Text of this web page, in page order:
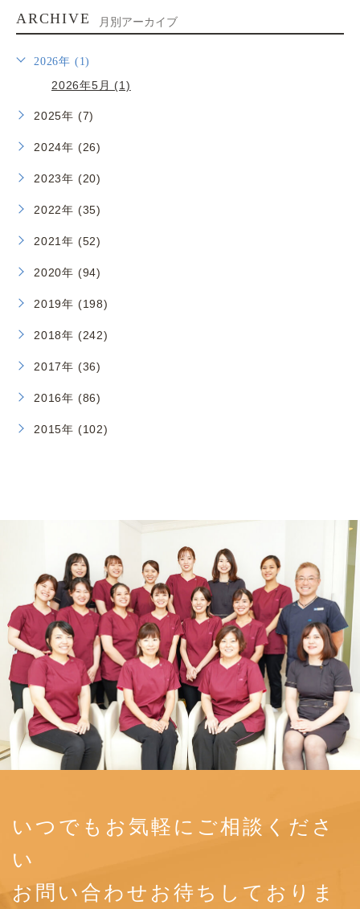
ARCHIVE 月別アーカイブ
2026年 (1)
2026年5月 (1)
2025年 (7)
2024年 (26)
2023年 (20)
2022年 (35)
2021年 (52)
2020年 (94)
2019年 (198)
2018年 (242)
2017年 (36)
2016年 (86)
2015年 (102)
いつでもお気軽にご相談くださ
い
お問い合わせお待ちしておりま